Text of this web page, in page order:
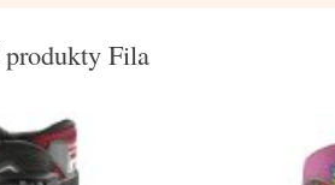
Fila